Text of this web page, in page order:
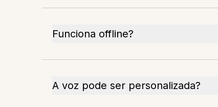
Funciona offline?
A voz pode ser personalizada?